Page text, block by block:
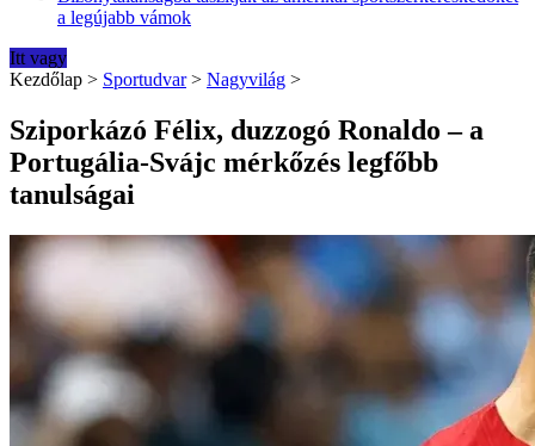
a legújabb vámok
Itt vagy
Kezdőlap > Sportudvar > Nagyvilág >
Sziporkázó Félix, duzzogó Ronaldo – a
Portugália-Svájc mérkőzés legfőbb
tanulságai